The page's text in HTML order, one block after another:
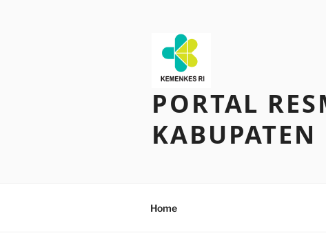
PORTAL
Home